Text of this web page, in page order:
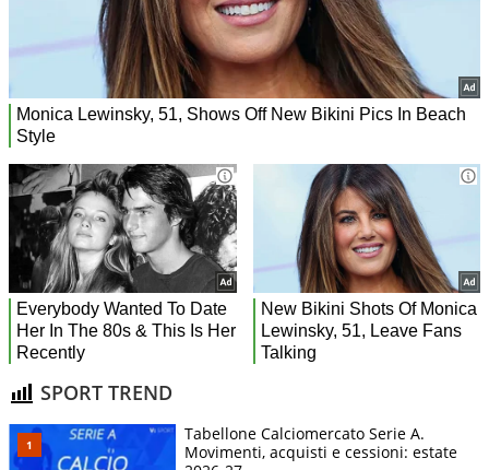
SPORT TREND
Tabellone Calciomercato Serie A.
Movimenti, acquisti e cessioni: estate